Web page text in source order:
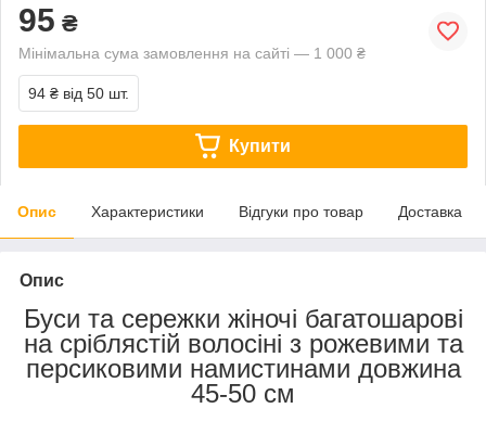
95 ₴
Мінімальна сума замовлення на сайті — 1 000 ₴
94 ₴ від 50 шт.
Купити
Опис Характеристики Відгуки про товар Доставка
Опис
Буси та сережки жіночі багатошарові
на сріблястій волосіні з рожевими та
персиковими намистинами довжина
45-50 см